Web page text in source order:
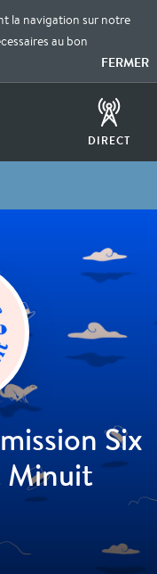
la navigation sur notre
au bon
FERMER
DIRECT
Six
Minuit